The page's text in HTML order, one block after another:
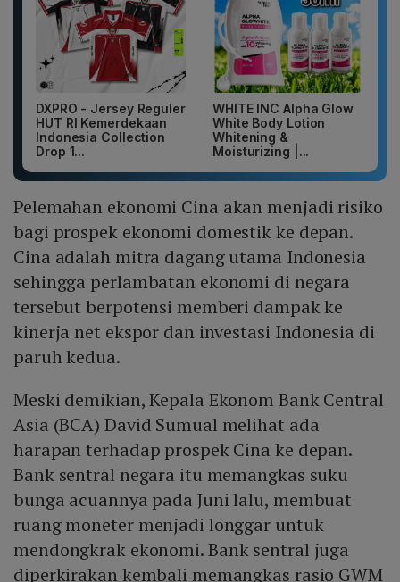
DXPRO - Jersey Reguler
HUT RI Kemerdekaan
Indonesia Collection
Drop 1...
WHITE INC Alpha Glow
White Body Lotion
Whitening &
Moisturizing |...
Pelemahan ekonomi Cina akan menjadi risiko
bagi prospek ekonomi domestik ke depan.
Cina adalah mitra dagang utama Indonesia
sehingga perlambatan ekonomi di negara
tersebut berpotensi memberi dampak ke
kinerja net ekspor dan investasi Indonesia di
paruh kedua.
Meski demikian, Kepala Ekonom Bank Central
Asia (BCA) David Sumual melihat ada
harapan terhadap prospek Cina ke depan.
Bank sentral negara itu memangkas suku
bunga acuannya pada Juni lalu, membuat
ruang moneter menjadi longgar untuk
mendongkrak ekonomi. Bank sentral juga
diperkirakan kembali memangkas rasio GWM